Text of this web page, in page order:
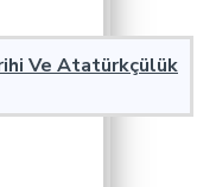
Ve Atatürkçülük